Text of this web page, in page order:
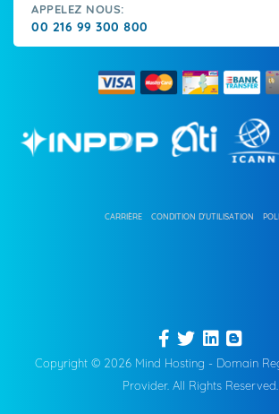
APPELEZ NOUS:
00 216 99 300 800
CONDITION D'UTILISATION
CARRIÈRE
Copyright © 2026 Mind Hosting - Domain
Provider. All Rights Reserved.